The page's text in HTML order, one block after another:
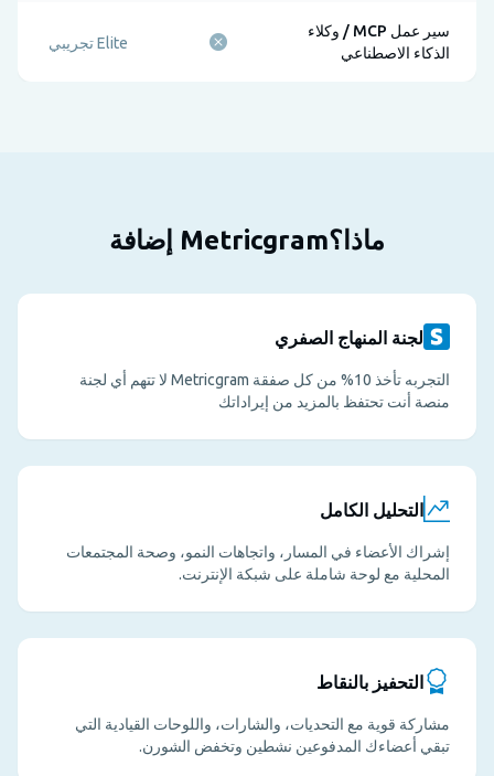
سير عمل MCP / وكلاء
الذكاء الاصطناعي
Elite تجريبي
ماذا؟Metricgram إضافة
لجنة المنهاج الصفري
التجربه تأخذ 10% من كل صفقة Metricgram لا تتهم أي لجنة
منصة أنت تحتفظ بالمزيد من إيراداتك
التحليل الكامل
إشراك الأعضاء في المسار، واتجاهات النمو، وصحة المجتمعات
المحلية مع لوحة شاملة على شبكة الإنترنت.
التحفيز بالنقاط
مشاركة قوية مع التحديات، والشارات، واللوحات القيادية التي
تبقي أعضاءك المدفوعين نشطين وتخفض الشورن.